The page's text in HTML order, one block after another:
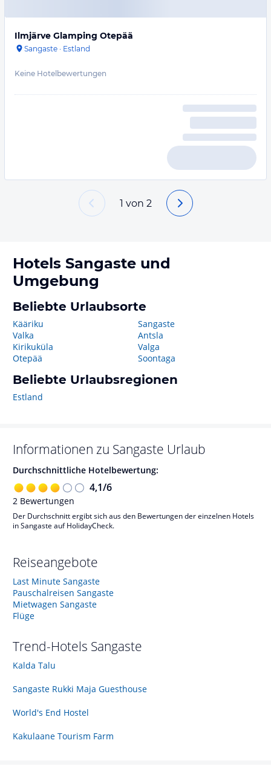
Ilmjärve Glamping Otepää
Sangaste · Estland
Keine Hotelbewertungen
1 von 2
Hotels Sangaste und
Umgebung
Beliebte Urlaubsorte
Kääriku
Valka
Kirikuküla
Otepää
Sangaste
Antsla
Valga
Soontaga
Beliebte Urlaubsregionen
Estland
Informationen zu Sangaste Urlaub
Durchschnittliche Hotelbewertung:
4,1/6
2 Bewertungen
Der Durchschnitt ergibt sich aus den Bewertungen der einzelnen Hotels
in Sangaste auf HolidayCheck.
Reiseangebote
Last Minute Sangaste
Pauschalreisen Sangaste
Mietwagen Sangaste
Flüge
Trend-Hotels Sangaste
Kalda Talu
Sangaste Rukki Maja Guesthouse
World's End Hostel
Kakulaane Tourism Farm